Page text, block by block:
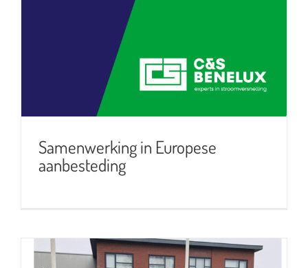
Samenwerking in Europese
aanbesteding
Samenwerking in Europese
aanbesteding